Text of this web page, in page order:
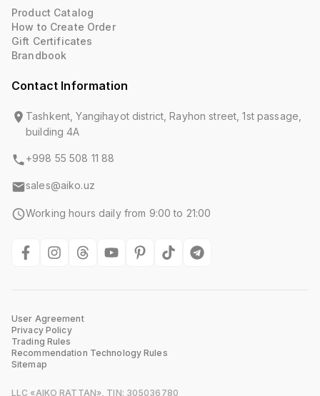
Product Catalog
How to Create Order
Gift Certificates
Brandbook
Contact Information
Tashkent, Yangihayot district, Rayhon street, 1st passage,
building 4A
+998 55 508 11 88
sales@aiko.uz
Working hours daily from 9:00 to 21:00
User Agreement
Privacy Policy
Trading Rules
Recommendation Technology Rules
Sitemap
LLC «AIKO RATTAN», TIN: 305036780